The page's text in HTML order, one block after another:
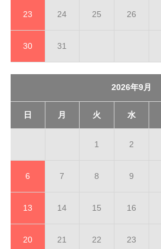
23 24 25 26
30 31
2026年9月
日 月 火 水
1 2
6 7 8 9
13 14 15 16
20 21 22 23